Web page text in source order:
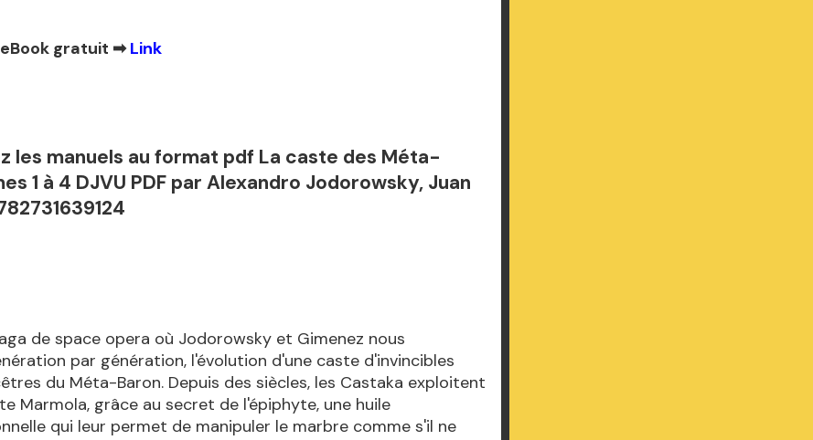
gratuit ➡Link
les manuels au format pdf La caste des Méta-
1 à 4 DJVU PDF par Alexandro Jodorowsky, Juan
de space opera où Jodorowsky et Gimenez nous
par génération, l'évolution d'une caste d'invincibles
du Méta-Baron. Depuis des siècles, les Castaka exploitent
Marmola, grâce au secret de l'épiphyte, une huile
qui leur permet de manipuler le marbre comme s'il ne